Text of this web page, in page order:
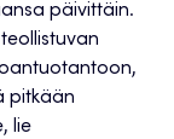
päivittäin.
pitkään
lie